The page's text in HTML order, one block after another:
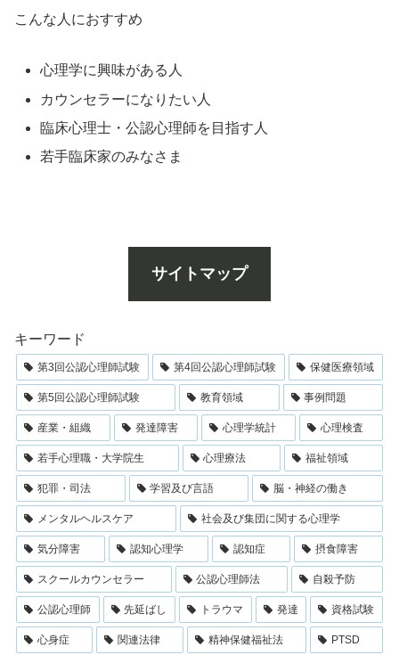
こんな人におすすめ
心理学に興味がある人
カウンセラーになりたい人
臨床心理士・公認心理師を目指す人
若手臨床家のみなさま
サイトマップ
キーワード
第3回公認心理師試験 第4回公認心理師試験 保健医療領域
第5回公認心理師試験 教育領域 事例問題
産業・組織 発達障害 心理学統計 心理検査
若手心理職・大学院生 心理療法 福祉領域
犯罪・司法 学習及び言語 脳・神経の働き
メンタルヘルスケア 社会及び集団に関する心理学
気分障害 認知心理学 認知症 摂食障害
スクールカウンセラー 公認心理師法 自殺予防
公認心理師 先延ばし トラウマ 発達 資格試験
心身症 関連法律 精神保健福祉法 PTSD